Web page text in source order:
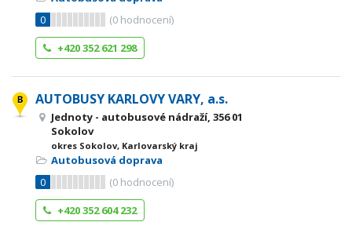
0
(0 hodnocení)
+420 352 621 298
AUTOBUSY KARLOVY VARY, a.s.
Jednoty - autobusové nádraží, 356 01
Sokolov
okres Sokolov, Karlovarský kraj
Autobusová doprava
0
(0 hodnocení)
+420 352 604 232